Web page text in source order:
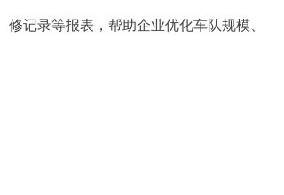
修记录等报表，帮助企业优化车队规模、